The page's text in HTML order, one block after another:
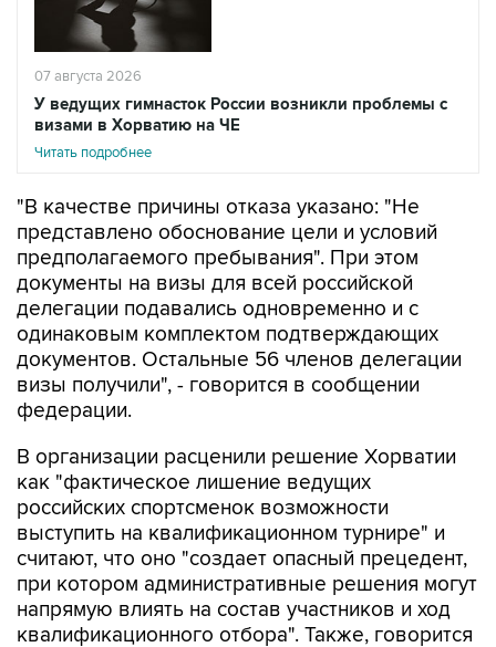
07 августа 2026
У ведущих гимнасток России возникли проблемы с
визами в Хорватию на ЧЕ
Читать подробнее
"В качестве причины отказа указано: "Не
представлено обоснование цели и условий
предполагаемого пребывания". При этом
документы на визы для всей российской
делегации подавались одновременно и с
одинаковым комплектом подтверждающих
документов. Остальные 56 членов делегации
визы получили", - говорится в сообщении
федерации.
В организации расценили решение Хорватии
как "фактическое лишение ведущих
российских спортсменок возможности
выступить на квалификационном турнире" и
считают, что оно "создает опасный прецедент,
при котором административные решения могут
напрямую влиять на состав участников и ход
квалификационного отбора". Также, говорится